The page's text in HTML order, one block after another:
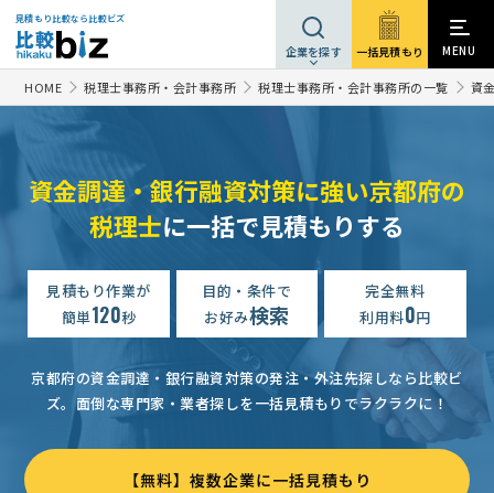
見積もり比較なら比較ビズ
企業を探す 一括見積もり MENU
HOME 税理士事務所・会計事務所 税理士事務所・会計事務所の一覧 資
資金調達・銀行融資対策に強い京都府の
税理士に一括で見積もりする
見積もり作業が
簡単120秒
目的・条件で
お好み検索
完全無料
利用料0円
京都府の資金調達・銀行融資対策の発注・外注先探しなら比較ビ
ズ。面倒な専門家・業者探しを一括見積もりでラクラクに！
【無料】複数企業に一括見積もり